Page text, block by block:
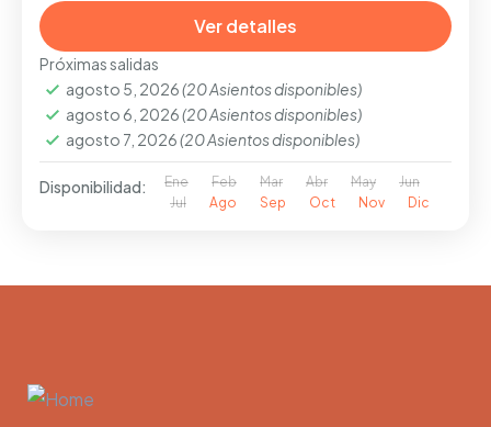
Ver detalles
Próximas salidas
agosto 5, 2026(20 Asientos disponibles)
agosto 6, 2026(20 Asientos disponibles)
agosto 7, 2026(20 Asientos disponibles)
Disponibilidad: Ene Feb Mar Abr May
Jun
Jul
Ago Sep Oct Nov Dic